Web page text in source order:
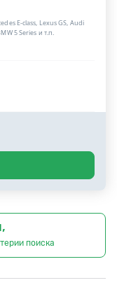
E-class, Lexus GS, Audi
5 Series и т.п.
поиска